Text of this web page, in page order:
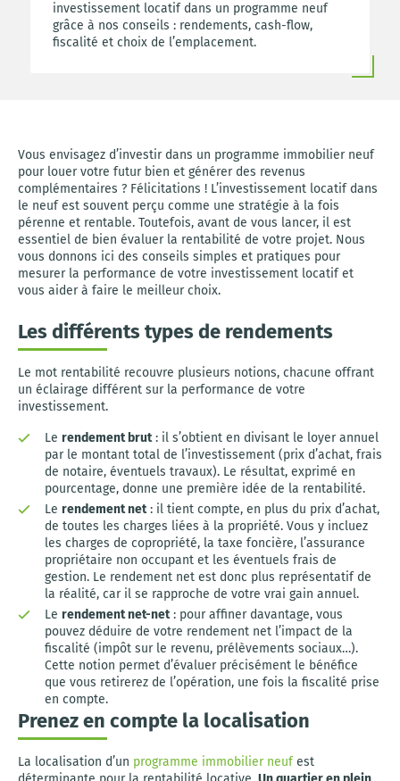
investissement locatif dans un programme neuf
grâce à nos conseils : rendements, cash-flow,
fiscalité et choix de l’emplacement.
Vous envisagez d’investir dans un programme immobilier neuf
pour louer votre futur bien et générer des revenus
complémentaires ? Félicitations ! L’investissement locatif dans
le neuf est souvent perçu comme une stratégie à la fois
pérenne et rentable. Toutefois, avant de vous lancer, il est
essentiel de bien évaluer la rentabilité de votre projet. Nous
vous donnons ici des conseils simples et pratiques pour
mesurer la performance de votre investissement locatif et
vous aider à faire le meilleur choix.
Les différents types de rendements
Le mot rentabilité recouvre plusieurs notions, chacune offrant
un éclairage différent sur la performance de votre
investissement.
Le rendement brut: il s’obtient en divisant le loyer annuel
par le montant total de l’investissement (prix d’achat, frais
de notaire, éventuels travaux). Le résultat, exprimé en
pourcentage, donne une première idée de la rentabilité.
Le rendement net: il tient compte, en plus du prix d’achat,
de toutes les charges liées à la propriété. Vous y incluez
les charges de copropriété, la taxe foncière, l’assurance
propriétaire non occupant et les éventuels frais de
gestion. Le rendement net est donc plus représentatif de
la réalité, car il se rapproche de votre vrai gain annuel.
Le rendement net-net: pour affiner davantage, vous
pouvez déduire de votre rendement net l’impact de la
fiscalité (impôt sur le revenu, prélèvements sociaux…).
Cette notion permet d’évaluer précisément le bénéfice
que vous retirerez de l’opération, une fois la fiscalité prise
en compte.
Prenez en compte la localisation
La localisation d’un programme immobilier neufest